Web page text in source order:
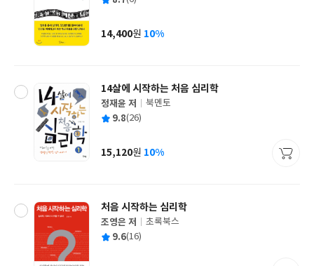
쓴
출
사
가
14,400원 10%
14살에 시작하는 처음 심리학
글
쓴
정재윤 저
출
사
북멘토
평 9.8(26)
가
15,120원 10%
처음 시작하는 심리학
글
쓴
조영은 저
출
초록북스
평 9.6(16)